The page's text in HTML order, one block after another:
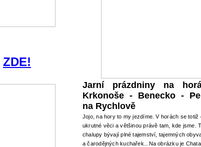
ZDE!
Jarní prázdniny na
Krkonoše - Benecko -
na Rychlově
Jojo, na hory to my jezdíme. V horách se totiž
ukrutné věci a většinou právě tam, kde jsme.
chalupy bývají plné tajemství, tajemných
a čarodějných kuchařek...Na obrázku je